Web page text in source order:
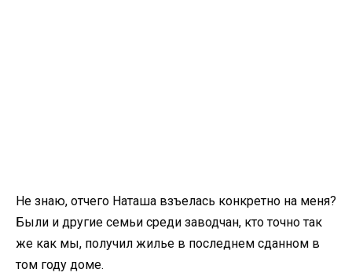
Не знаю, отчего Наташа взъелась конкретно на меня?
Были и другие семьи среди заводчан, кто точно так
же как мы, получил жилье в последнем сданном в
том году доме.